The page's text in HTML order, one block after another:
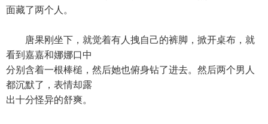
面藏了两个人。
唐果刚坐下，就觉着有人拽自己的裤脚，掀开桌布，就
看到嘉嘉和娜娜口中
分别含着一根棒槌，然后她也俯身钻了进去。然后两个男人
都沉默了，表情却露
出十分怪异的舒爽。